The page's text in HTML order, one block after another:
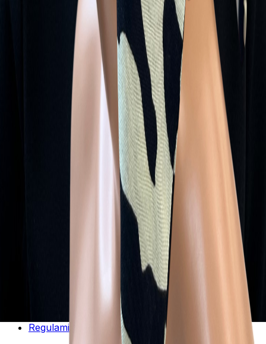
512-945-953
Polityka Prywatności
Regulamin Sklepu